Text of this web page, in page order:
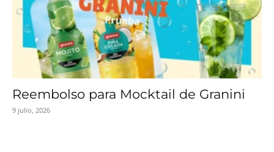
Reembolso para Mocktail de Granini
9 julio, 2026